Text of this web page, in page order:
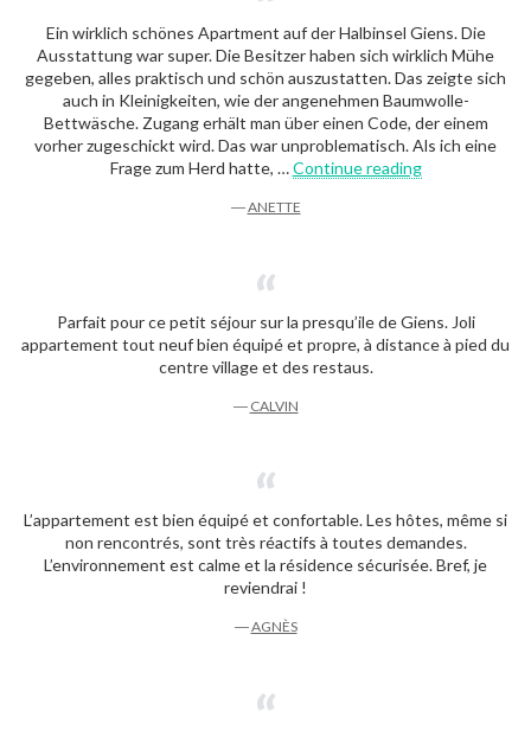
Ein wirklich schönes Apartment auf der Halbinsel Giens. Die
Ausstattung war super. Die Besitzer haben sich wirklich Mühe
gegeben, alles praktisch und schön auszustatten. Das zeigte sich
auch in Kleinigkeiten, wie der angenehmen Baumwolle-
Bettwäsche. Zugang erhält man über einen Code, der einem
vorher zugeschickt wird. Das war unproblematisch. Als ich eine
Frage zum Herd hatte, …Continue reading“Anette”
―ANETTE
Parfait pour ce petit séjour sur la presqu’ile de Giens. Joli
appartement tout neuf bien équipé et propre, à distance à pied du
centre village et des restaus.
― CALVIN
L’appartement est bien équipé et confortable. Les hôtes, même si
non rencontrés, sont très réactifs à toutes demandes.
L’environnement est calme et la résidence sécurisée. Bref, je
reviendrai !
―AGNÈS